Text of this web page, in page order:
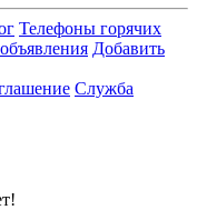
Телефоны горячих
Добавить
Служба